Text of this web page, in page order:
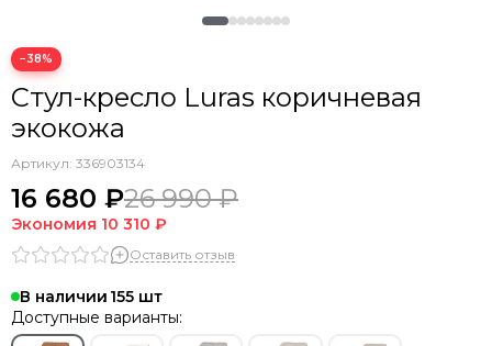
−38%
Стул-кресло Luras коричневая
экокожа
Артикул: 336903134
16 680 ₽26 990 ₽
Экономия 10 310 ₽
Оставить отзыв
В наличии 155
Доступные варианты: